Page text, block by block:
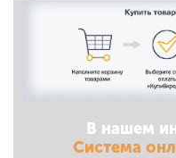
В нашем
Система